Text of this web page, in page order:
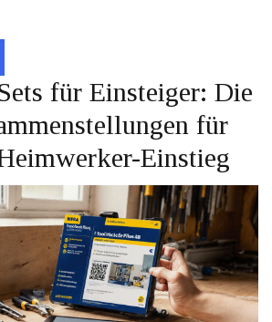
für Einsteiger: Die
für
Einstieg